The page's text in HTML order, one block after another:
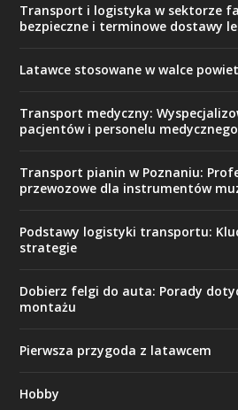
Transport i logistyka w sektorze
bezpieczne i terminowe dostawy
Latawce stosowane w walce
Transport medyczny:
pacjentów i personelu medycznego
Transport pianin w Poznaniu:
przewozowe dla instrumentów
Podstawy logistyki transportu:
strategie
Dobierz felgi do auta: Porady
montażu
Pierwsza przygoda z latawcem
Hobby